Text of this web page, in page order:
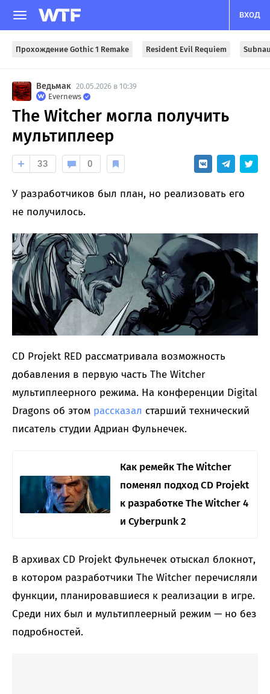
ВХОД
Прохождение Gothic 1 Remake Resident Evil Requiem
Ведьмак 20.05.2026 в 10:39
Evernews
The Witcher могла получить
мультиплеер
33 0
У разработчиков был план, но реализовать его
не получилось.
CD Projekt RED рассматривала возможность
добавления в первую часть The Witcher
мультиплеерного режима. На конференции Digital
Dragons об этом рассказал старший технический
писатель студии Адриан Фульнечек.
Как ремейк The Witcher
поменял подход CD Projekt
к разработке The Witcher 4
и Cyberpunk 2
В архивах CD Projekt Фульнечек отыскал блокнот,
в котором разработчики The Witcher перечисляли
функции, планировавшиеся к реализации в игре.
Среди них был и мультиплеерный режим — но без
подробностей.